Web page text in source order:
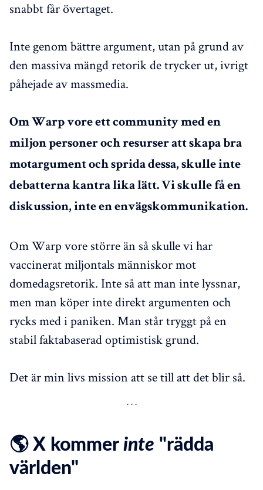
snabbt får övertaget.
Inte genom bättre argument, utan på grund av
den massiva mängd retorik de trycker ut, ivrigt
påhejade av massmedia.
Om Warp vore ett community med en
miljon personer och resurser att skapa bra
motargument och sprida dessa, skulle inte
debatterna kantra lika lätt. Vi skulle få en
diskussion, inte en envägskommunikation.
Om Warp vore större än så skulle vi har
vaccinerat miljontals människor mot
domedagsretorik. Inte så att man inte lyssnar,
men man köper inte direkt argumenten och
rycks med i paniken. Man står tryggt på en
stabil faktabaserad optimistisk grund.
Det är min livs mission att se till att det blir så.
🌎 X kommer inte "rädda
världen"